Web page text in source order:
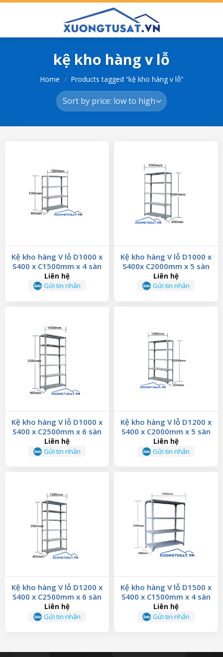
Skip
kệ kho hàng v lỗ
Home / Products tagged “kệ kho hàng v lỗ”
Kệ kho hàng V lỗ D1000 x
S400 x C1500mm x 4 sàn
Liên hệ
Gửi tin nhắn
Kệ kho hàng V lỗ D1000 x
S400x C2000mm x 5 sàn
Liên hệ
Gửi tin nhắn
Kệ kho hàng V lỗ D1000 x
S400 x C2500mm x 6 sàn
Liên hệ
Gửi tin nhắn
Kệ kho hàng V lỗ D1200 x
S400 x C2000mm x 5 sàn
Liên hệ
Gửi tin nhắn
Kệ kho hàng V lỗ D1200 x
S400 x C2500mm x 6 sàn
Liên hệ
Gửi tin nhắn
Kệ kho hàng V lỗ D1500 x
S400 x C1500mm x 4 sàn
Liên hệ
Gửi tin nhắn